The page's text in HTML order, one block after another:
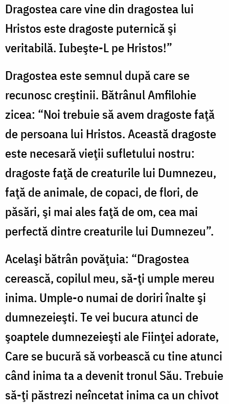
Dragostea care vine din dragostea lui
Hristos este dragoste puternică şi
veritabilă. Iubeşte-L pe Hristos!”
Dragostea este semnul după care se
recunosc creştinii. Bătrânul Amfilohie
zicea: “Noi trebuie să avem dragoste faţă
de persoana lui Hristos. Această dragoste
este necesară vieţii sufletului nostru:
dragoste faţă de creaturile lui Dumnezeu,
faţă de animale, de copaci, de flori, de
păsări, şi mai ales faţă de om, cea mai
perfectă dintre creaturile lui Dumnezeu”.
Acelaşi bătrân povăţuia: “Dragostea
cerească, copilul meu, să-ţi umple mereu
inima. Umple-o numai de doriri înalte şi
dumnezeieşti. Te vei bucura atunci de
şoaptele dumnezeieşti ale Fiinţei adorate,
Care se bucură să vorbească cu tine atunci
când inima ta a devenit tronul Său. Trebuie
să-ţi păstrezi neîncetat inima ca un chivot